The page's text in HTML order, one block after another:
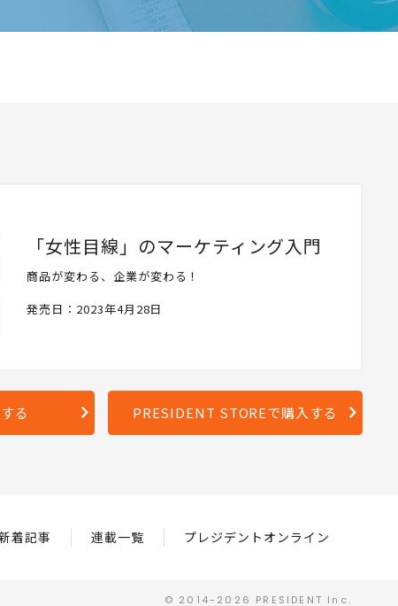
「女性目線」のマーケティング入門
商品が変わる、企業が変わる！
発売日：2023年4月28日
る PRESIDENT STOREで購入する
着記事 連載一覧 プレジデントオンライン
© 2014-2026 PRESIDENT Inc.